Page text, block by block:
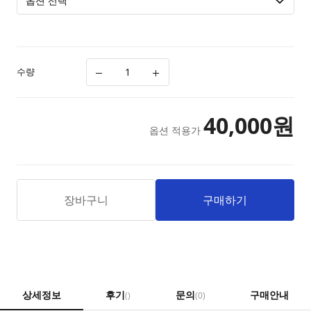
수량
옵션 적용가 40,000원
장바구니 구매하기
상세정보 후기() 문의(0) 구매안내